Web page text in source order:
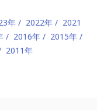
年 2022年
2021
2016年
2015年
2011年